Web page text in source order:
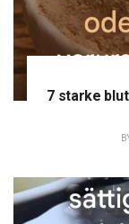
7 starke